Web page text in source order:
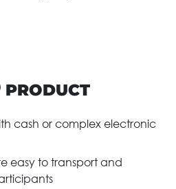
PRODUCT
cash or complex electronic
easy to transport and